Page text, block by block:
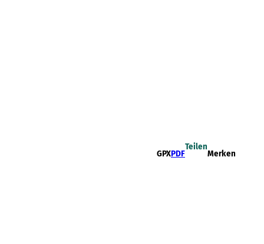
GPXPDF
Teilen
Merken